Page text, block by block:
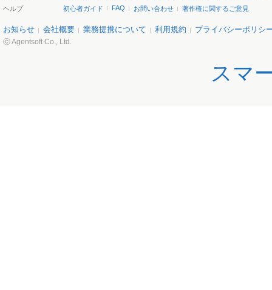
ヘルプ
初心者ガイド FAQ お問い合わせ 著作権に関するご意見
お知らせ 会社概要 業務提携について 利用規約 プライバシーポリシ
ⓒ Agentsoft Co., Ltd.
スマ